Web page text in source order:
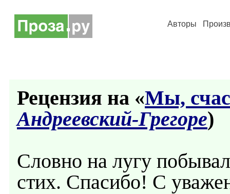
Авторы
Рецензия на «Мы,
Андреевский-Грегоре)
Словно на лугу
стих. Спасибо! С